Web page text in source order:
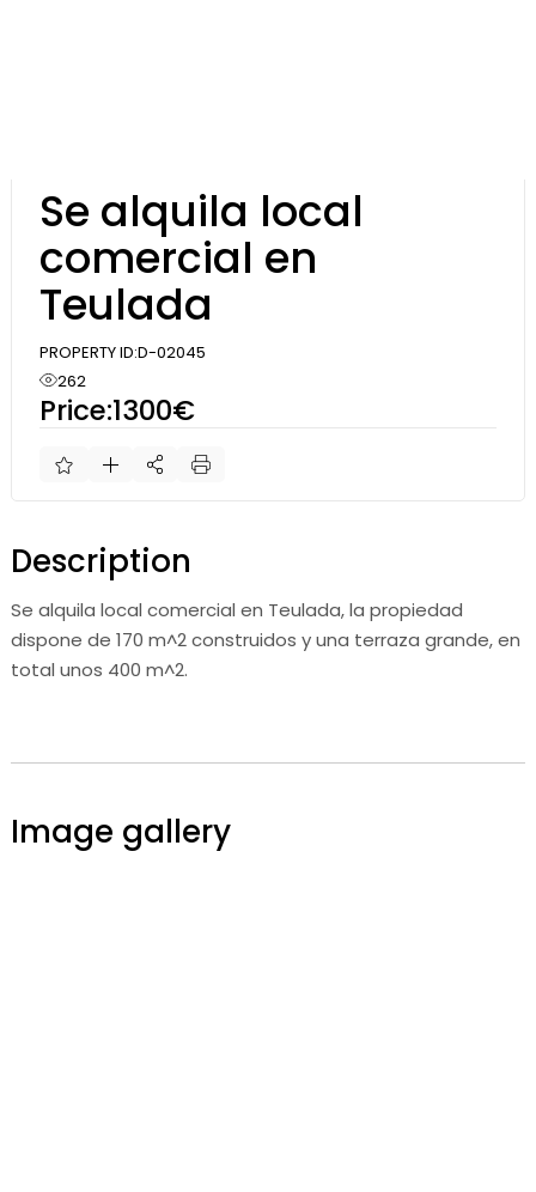
Se alquila local
comercial en
Teulada
PROPERTY ID:D-02045
262
Price:1300€
Description
Se alquila local comercial en Teulada, la propiedad
dispone de 170 m^2 construidos y una terraza grande, en
total unos 400 m^2.
Image gallery